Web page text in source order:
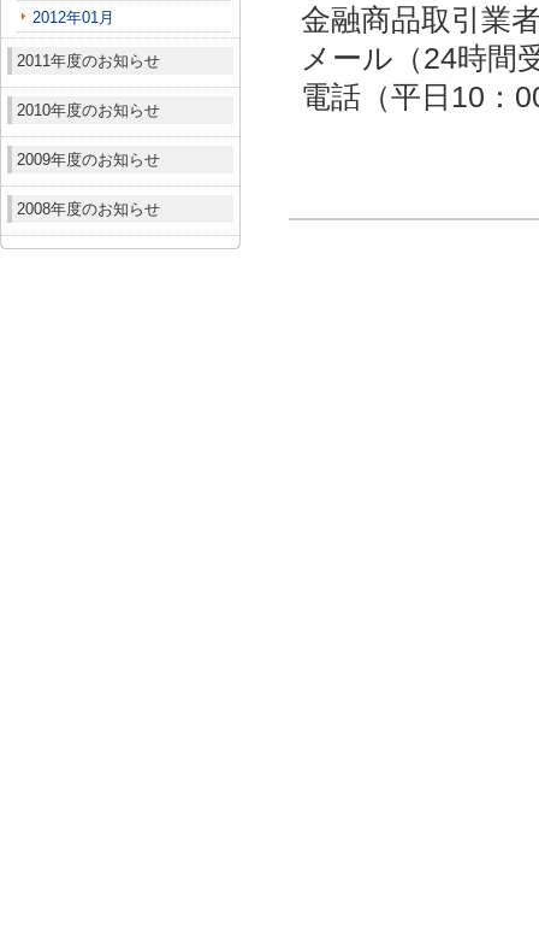
2012年01月
2011年度のお知らせ
2010年度のお知らせ
2009年度のお知らせ
2008年度のお知らせ
金融商品取引業
メール（24時間
電話（平日10：